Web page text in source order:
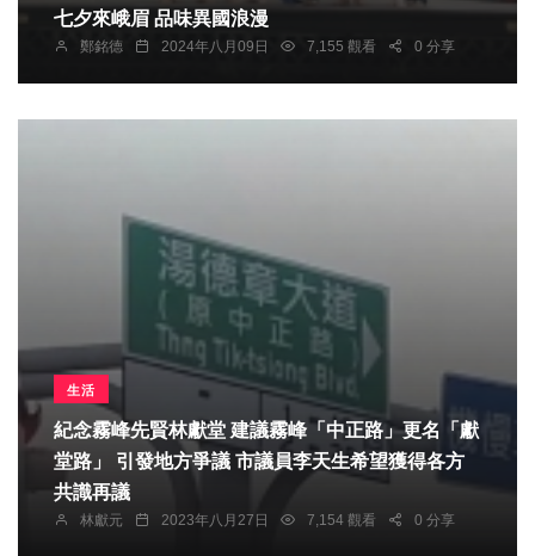
七夕來峨眉 品味異國浪漫
鄭銘德 2024年八月09日 7,155 觀看 0 分享
生活
紀念霧峰先賢林獻堂 建議霧峰「中正路」更名「獻
堂路」 引發地方爭議 市議員李天生希望獲得各方
共識再議
林獻元 2023年八月27日 7,154 觀看 0 分享